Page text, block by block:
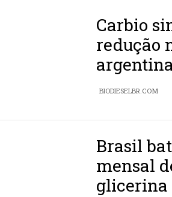
Carbio
redução
BIODIESELBR.COM
Brasil
mensal
glicerina